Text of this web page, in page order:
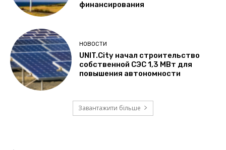
финансирования
НОВОСТИ
UNIT.City начал строительство
собственной СЭС 1,3 МВт для
повышения автономности
Завантажити більше